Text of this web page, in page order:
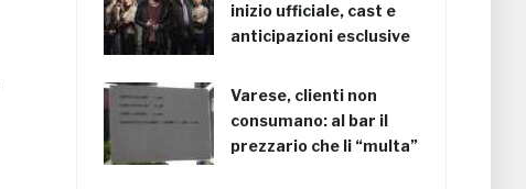
inizio ufficiale, cast e
anticipazioni esclusive
Varese, clienti non
consumano: al bar il
prezzario che li “multa”